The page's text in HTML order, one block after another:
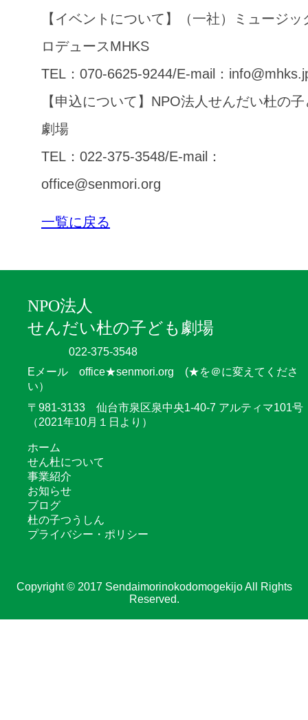
【イベントについて】（一社）ミュージッ
ロデュースMHKS
TEL：070-6625-9244/E-mail：
【申込について】NPO法人せんだい杜の
劇場
TEL：022-375-3548/E-mail：
office@senmori.org
一覧に戻る
NPO法人
せんだい杜の子ども劇場
022-375-3548
Eメール office★senmori.org (★を＠に変えてくださ
い）
〒981-3133 仙台市泉区泉中央1-40-7 アルティマ101号
（2021年10月１日より）
ホーム
せん杜について
事業紹介
お知らせ
ブログ
杜の子つうしん
プライバシー・ポリシー
Copyright © 2017 Sendaimorinokodomogekijo All Rights
Reserved.